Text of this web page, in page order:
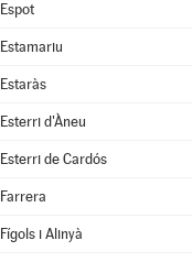
Espot
Estamariu
Estaràs
Esterri d'Àneu
Esterri de Cardós
Farrera
Fígols i Alinyà